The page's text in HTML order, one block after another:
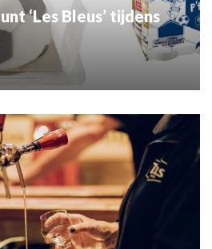
‘Les Bleus’ tijdens